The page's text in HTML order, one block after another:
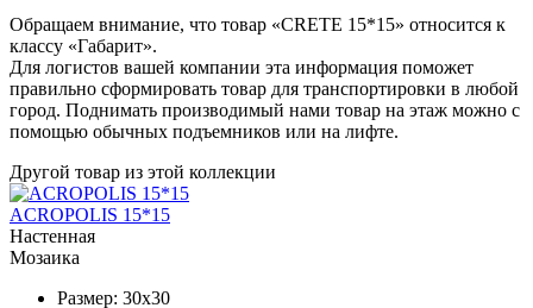
Обращаем внимание, что товар «CRETE 15*15» относится к
классу «Габарит».
Для логистов вашей компании эта информация поможет
правильно сформировать товар для транспортировки в любой
город. Поднимать производимый нами товар на этаж можно с
помощью обычных подъемников или на лифте.
Другой товар из этой коллекции
ACROPOLIS 15*15
Настенная
Мозаика
Размер: 30x30